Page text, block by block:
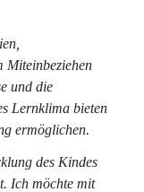
Miteinbeziehen
und die
Lernklima bieten
ermöglichen.
des Kindes
Ich möchte mit